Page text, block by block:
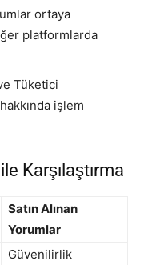
ortaya
platformlarda
Tüketici
işlem
Karşılaştırma
Satın Alınan
Yorumlar
Güvenilirlik